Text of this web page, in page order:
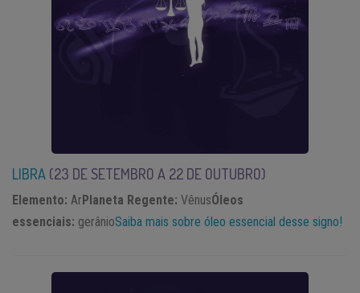
LIBRA (23 DE SETEMBRO A 22 DE OUTUBRO)
Elemento: ArPlaneta Regente: VênusÓleos
essenciais: gerânioSaiba mais sobre óleo essencial desse signo!